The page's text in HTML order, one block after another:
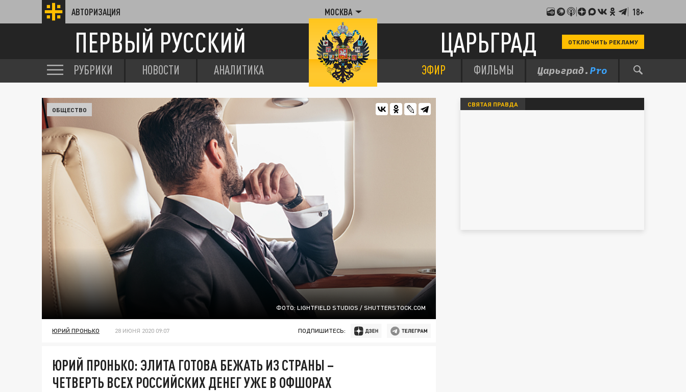
АВТОРИЗАЦИЯ МОСКВА 18+
ПЕРВЫЙ РУССКИЙ ЦАРЬГРАД ОТКЛЮЧИТЬ РЕКЛАМУ
РУБРИКИ НОВОСТИ АНАЛИТИКА ЭФИР ФИЛЬМЫ
ФОТО: LIGHTFIELD STUDIOS / SHUTTERSTOCK.COM
ОБЩЕСТВО
ЮРИЙ ПРОНЬКО 28 ИЮНЯ 2020 09:07 ПОДПИШИТЕСЬ:
ЮРИЙ ПРОНЬКО: ЭЛИТА ГОТОВА БЕЖАТЬ ИЗ СТРАНЫ –
ЧЕТВЕРТЬ ВСЕХ РОССИЙСКИХ ДЕНЕГ УЖЕ В ОФШОРАХ
СВЯТАЯ ПРАВДА